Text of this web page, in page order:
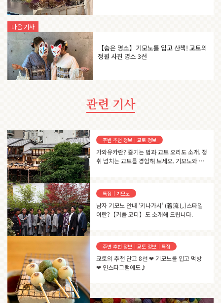
다음 기사
【숨은 명소】기모노를 입고 산책! 교토의
정원 사진 명소 3선
관련 기사
주변 추천 정보｜교토 정보
가와유카란? 즐기는 법과 교토 요리도 소개. 정
취 넘치는 교토를 경험해 보세요. 기모노와 유
특집｜기모노
남자 기모노 안내 ‘키나가시’ (着流し)스타일
이란?【커플 코디】도 소개해 드립니다.
주변 추천 정보｜교토 정보｜특집
쿄토의 추천 단고 8선 ❤ 기모노를 입고 먹방
❤ 인스타그램에도♪